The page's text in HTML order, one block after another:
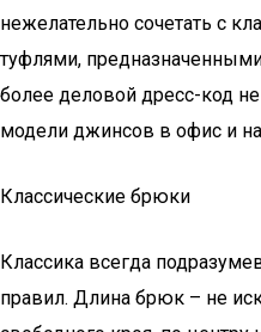
нежелательно сочетать с
туфлями,
более деловой дресс-код
модели джинсов в офис и
Классические брюки
Классика всегда
правил. Длина брюк – не